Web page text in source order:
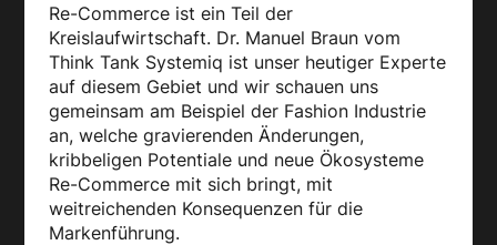
Re-Commerce ist ein Teil der
Kreislaufwirtschaft. Dr. Manuel Braun vom
Think Tank Systemiq ist unser heutiger Experte
auf diesem Gebiet und wir schauen uns
gemeinsam am Beispiel der Fashion Industrie
an, welche gravierenden Änderungen,
kribbeligen Potentiale und neue Ökosysteme
Re-Commerce mit sich bringt, mit
weitreichenden Konsequenzen für die
Markenführung.